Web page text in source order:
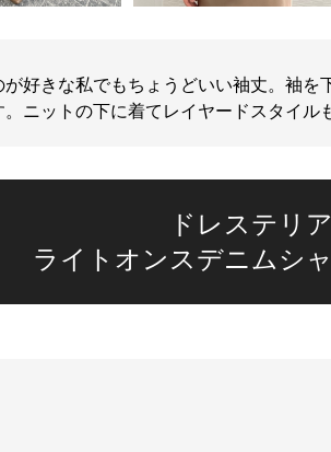
が好きな私でもちょうどいい袖丈。袖を
。ニットの下に着てレイヤードスタイル
ドレステリ
ライトオンスデニムシ